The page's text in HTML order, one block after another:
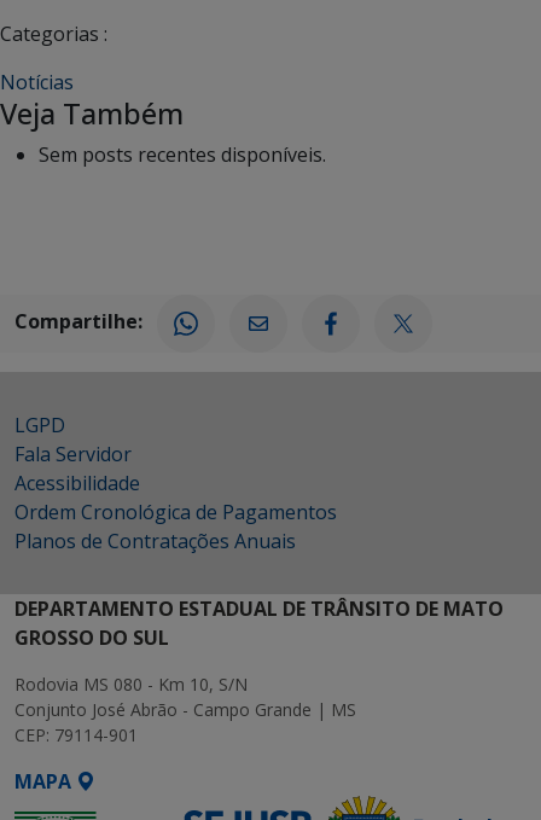
Categorias :
Notícias
Veja Também
Sem posts recentes disponíveis.
Compartilhe:
LGPD
Fala Servidor
Acessibilidade
Ordem Cronológica de Pagamentos
Planos de Contratações Anuais
DEPARTAMENTO ESTADUAL DE TRÂNSITO DE MATO
GROSSO DO SUL
Rodovia MS 080 - Km 10, S/N
Conjunto José Abrão - Campo Grande | MS
CEP: 79114-901
MAPA